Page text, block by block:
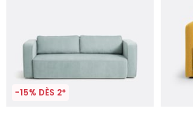
-15% DÈS 2*